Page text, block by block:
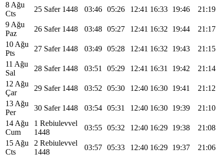
8 Ağu
Cts
25 Safer 1448 03:46 05:26 12:41 16:33 19:46
21:19
9 Ağu
Paz
26 Safer 1448 03:48 05:27 12:41 16:32 19:44
21:17
10 Ağu
Pts
27 Safer 1448 03:49 05:28 12:41 16:32 19:43
21:15
11 Ağu
Sal
28 Safer 1448 03:51 05:29 12:41 16:31 19:42
21:14
12 Ağu
Çar
29 Safer 1448 03:52 05:30 12:40 16:30 19:41
21:12
13 Ağu
Per
30 Safer 1448 03:54 05:31 12:40 16:30 19:39
21:10
14 Ağu
Cum
1 Rebiulevvel
1448
03:55 05:32 12:40 16:29 19:38
21:08
15 Ağu
Cts
2 Rebiulevvel
1448
03:57 05:33 12:40 16:29 19:37
21:06